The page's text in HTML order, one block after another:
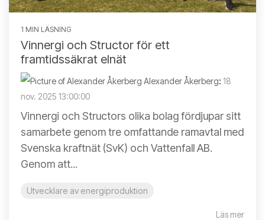
1 MIN LÄSNING
Vinnergi och Structor för ett
framtidssäkrat elnät
Alexander Åkerberg: 18
nov. 2025 13:00:00
Vinnergi och Structors olika bolag fördjupar sitt
samarbete genom tre omfattande ramavtal med
Svenska kraftnät (SvK) och Vattenfall AB.
Genom att...
Utvecklare av energiproduktion
Läs mer